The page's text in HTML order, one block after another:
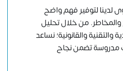
لدينا لتوفير فهم واضح
والمخاطر. من خلال تحليل
والقانونية؛ نساعد
مدروسة تضمن نجاح